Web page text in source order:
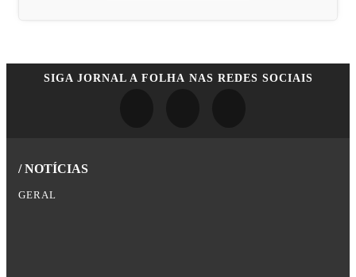
SIGA JORNAL A FOLHA NAS REDES SOCIAIS
/ NOTÍCIAS
GERAL